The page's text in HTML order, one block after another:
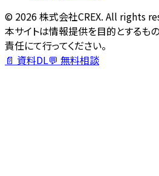
© 2026株式会社CREX. All rights
本サイトは情報提供を目的とするも
責任にて行ってください。
📄 資料DL💬 無料相談